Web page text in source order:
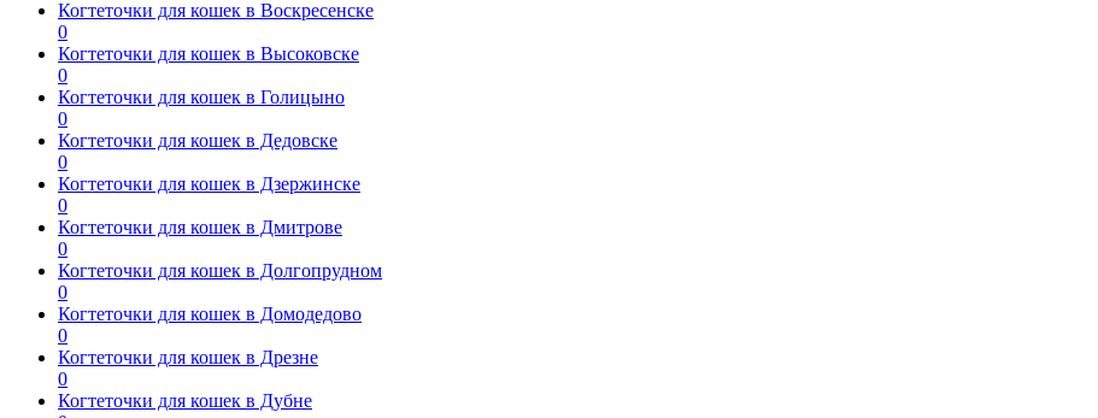
Когтеточки для кошек в Воскресенске
0
Когтеточки для кошек в Высоковске
0
Когтеточки для кошек в Голицыно
0
Когтеточки для кошек в Дедовске
0
Когтеточки для кошек в Дзержинске
0
Когтеточки для кошек в Дмитрове
0
Когтеточки для кошек в Долгопрудном
0
Когтеточки для кошек в Домодедово
0
Когтеточки для кошек в Дрезне
0
Когтеточки для кошек в Дубне